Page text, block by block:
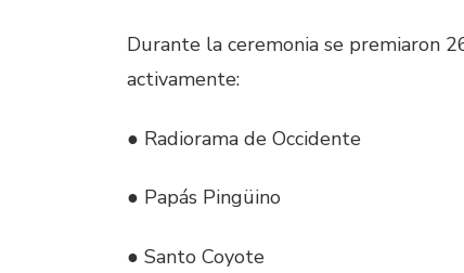
Durante la ceremonia se premiaron
activamente:
● Radiorama de Occidente
● Papás Pingüino
● Santo Coyote